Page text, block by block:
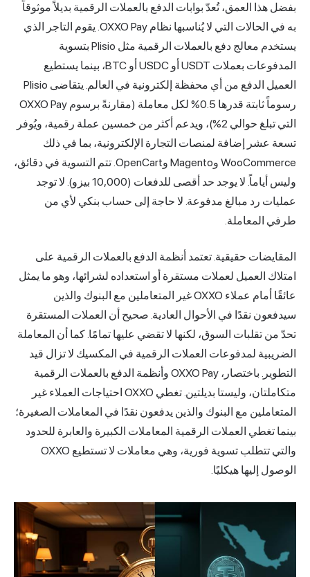
الدفع بالعملات الرقمية بديلاً موثوقاً
به في الحالات التي لا يُناسبها نظام OXXO Pay. يقوم التاجر الذي
يستخدم معالج دفع بالعملات الرقمية مثل Plisio بتسوية
المدفوعات بعملات USDT أو USDC أو BTC، بينما يستطيع
العميل الدفع من أي محفظة إلكترونية في العالم. يتقاضى Plisio
رسوماً ثابتة قدرها 0.5% لكل معاملة (مقارنةً برسوم OXXO Pay
حوالي 2%)، ويدعم أكثر من خمسين عملة رقمية، ويُوفر
التجارة الإلكترونية، بما في ذلك
WooCommerce وMagento وOpenCart. تتم التسوية في دقائق،
وليس أياماً. لا يوجد حد أقصى للدفعات (10,000 بيزو). لا توجد
لا حاجة إلى حساب بنكي لأي من
أنظمة الدفع بالعملات الرقمية على
مستقرة أو استعداده لشرائها، وهو ما يمثل
عائقًا أمام عملاء OXXO غير المتعاملين مع البنوك والذين
العادية. صحيح أن العملات المستقرة
لا تقضي عليها تمامًا. كما أن المعاملة
الرقمية في المكسيك لا تزال قيد
التطوير. باختصار، OXXO Pay وأنظمة الدفع بالعملات الرقمية
متكاملتان، وليستا بديلتين. تغطي OXXO احتياجات العملاء غير
يدفعون نقدًا في المعاملات الصغيرة؛
المعاملات الكبيرة والعابرة للحدود
والتي تتطلب تسوية فورية، وهي معاملات لا تستطيع OXXO